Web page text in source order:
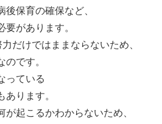
保育の確保など、
要があります。
だけではままならないため、
です。
っている
あります。
起こるかわからないため、